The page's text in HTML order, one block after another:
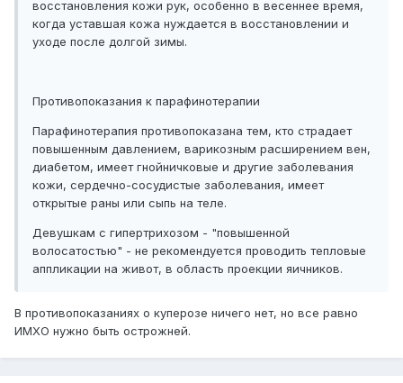
восстановления кожи рук, особенно в весеннее время,
когда уставшая кожа нуждается в восстановлении и
уходе после долгой зимы.
Противопоказания к парафинотерапии
Парафинотерапия противопоказана тем, кто страдает
повышенным давлением, варикозным расширением вен,
диабетом, имеет гнойничковые и другие заболевания
кожи, сердечно-сосудистые заболевания, имеет
открытые раны или сыпь на теле.
Девушкам с гипертрихозом - "повышенной
волосатостью" - не рекомендуется проводить тепловые
аппликации на живот, в область проекции яичников.
В противопоказаниях о куперозе ничего нет, но все равно
ИМХО нужно быть острожней.